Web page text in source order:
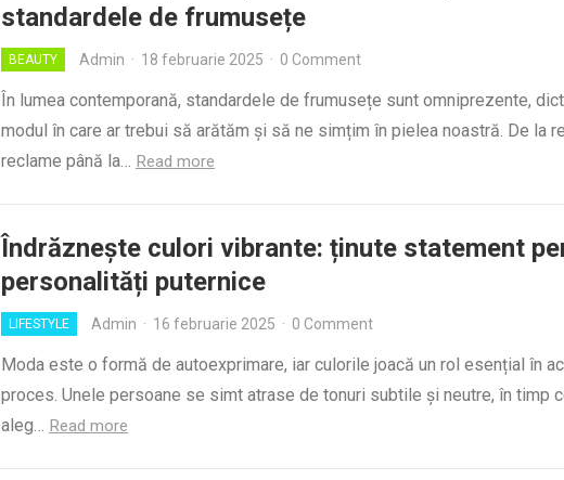
standardele de frumusețe
BEAUTY Admin · 18 februarie 2025 · 0 Comment
În lumea contemporană, standardele de frumusețe sunt omniprezente,
modul în care ar trebui să arătăm și să ne simțim în pielea noastră. De la
reclame până la… Read more
Îndrăznește culori vibrante: ținute statement
personalități puternice
LIFESTYLE Admin · 16 februarie 2025 · 0 Comment
Moda este o formă de autoexprimare, iar culorile joacă un rol esențial în
proces. Unele persoane se simt atrase de tonuri subtile și neutre, în timp
aleg… Read more